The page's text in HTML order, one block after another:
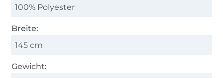
100% Polyester
Breite:
145 cm
Gewicht: